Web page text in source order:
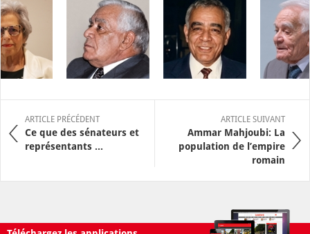
ARTICLE PRÉCÉDENT
Ce que des sénateurs et
représentants ...
ARTICLE SUIVANT
Ammar Mahjoubi: La
population de l’empire
romain